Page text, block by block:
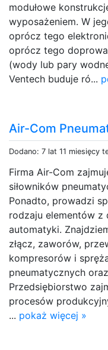
modułowe
wyposażeniem. W
oprócz tego
oprócz tego
(wody lub pary
Ventech buduje ró...
Air-Com
Dodano: 7 lat 11 miesięcy
Firma Air-Com
siłowników
Ponadto, prowadzi
rodzaju elementów z
automatyki.
złącz, zaworów,
kompresorów i
pneumatycznych
Przedsiębiorstwo
procesów
... pokaż więcej »